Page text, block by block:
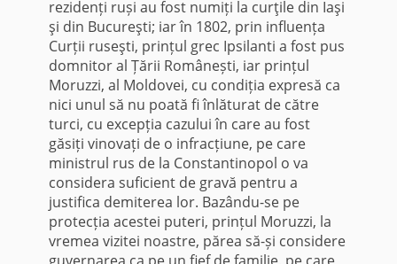
rezidenți ruși au fost numiți la curţile din Iaşi
şi din Bucureşti; iar în 1802, prin influența
Curții ruseşti, prințul grec Ipsilanti a fost pus
domnitor al Țării Românești, iar prințul
Moruzzi, al Moldovei, cu condiția expresă ca
nici unul să nu poată fi înlăturat de către
turci, cu excepția cazului în care au fost
găsiți vinovați de o infracțiune, pe care
ministrul rus de la Constantinopol o va
considera suficient de gravă pentru a
justifica demiterea lor. Bazându-se pe
protecția acestei puteri, prințul Moruzzi, la
vremea vizitei noastre, părea să-și considere